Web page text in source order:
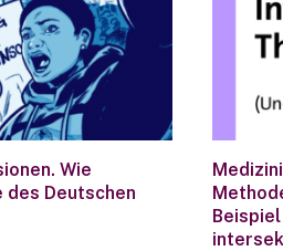
Wie
Deutschen